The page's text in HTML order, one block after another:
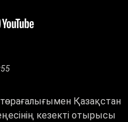
Қазақстан
кезекті отырысы